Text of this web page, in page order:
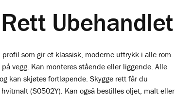
Ubehandlet
profil som gir et klassisk, moderne uttrykk i alle rom.
vegg. Kan monteres stående eller liggende. Alle
kan skjøtes fortløpende. Skygge rett får du
(S0502Y). Kan også bestilles oljet, malt eller